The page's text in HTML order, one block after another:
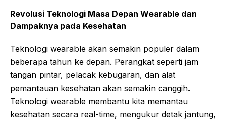
Revolusi Teknologi Masa Depan Wearable dan
Dampaknya pada Kesehatan
Teknologi wearable akan semakin populer dalam
beberapa tahun ke depan. Perangkat seperti jam
tangan pintar, pelacak kebugaran, dan alat
pemantauan kesehatan akan semakin canggih.
Teknologi wearable membantu kita memantau
kesehatan secara real-time, mengukur detak jantung,